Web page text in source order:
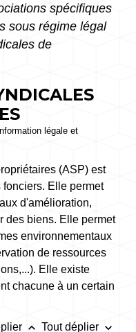
spécifiques
sous régime légal
de
légale et
(ASP) est
Elle permet
d'amélioration,
des biens. Elle permet
environnementaux
de ressources
Elle existe
chacune à un certain
keyboard_arrow_up Tout déplier keyboard_arrow_down